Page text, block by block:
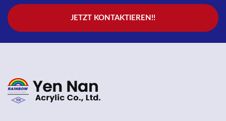
JETZT KONTAKTIEREN!!